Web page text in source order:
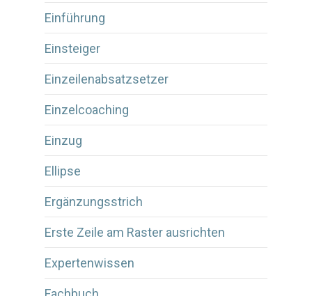
Einführung
Einsteiger
Einzeilenabsatzsetzer
Einzelcoaching
Einzug
Ellipse
Ergänzungsstrich
Erste Zeile am Raster ausrichten
Expertenwissen